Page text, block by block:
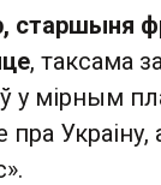
старшыня
, таксама
у мірным
пра Украіну,